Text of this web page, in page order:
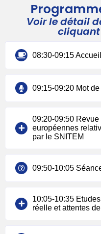
Voir le détail
cliquant
08:30-09:15
09:15-09:20 Mot
09:20-09:50
européennes
par le SNITEM
09:50-10:05
10:05-10:35
réelle et attentes